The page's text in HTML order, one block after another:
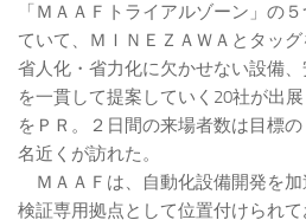
「ＭＡＡＦトライアルゾーン」の
ていて、ＭＩＮＥＺＡＷＡとタッグ
省人化・省力化に欠かせない設備
を一貫して提案していく20社が出
をＰＲ。２日間の来場者数は目標
名近くが訪れた。
ＭＡＡＦは、自動化設備開発を加
検証専用拠点として位置付けられ